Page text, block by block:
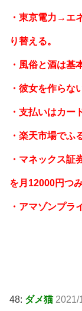
・東京電力→エ
り替える。
・風俗と酒は基
・彼女を作らな
・支払いはカー
・楽天市場でふ
・マネックス
を月12000円つ
・アマゾンプラ
48: ダメ猫 2021/